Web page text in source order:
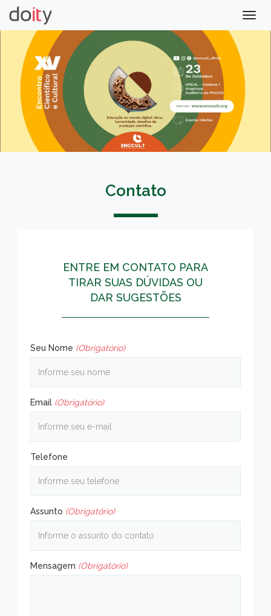
Contato
ENTRE EM CONTATO PARA
TIRAR SUAS DÚVIDAS OU
DAR SUGESTÕES
Seu Nome (Obrigatório)
Email (Obrigatório)
Telefone
Assunto (Obrigatório)
Mensagem (Obrigatório)